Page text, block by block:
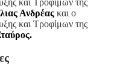
Ανδρέας και ο
και Τροφίμων της